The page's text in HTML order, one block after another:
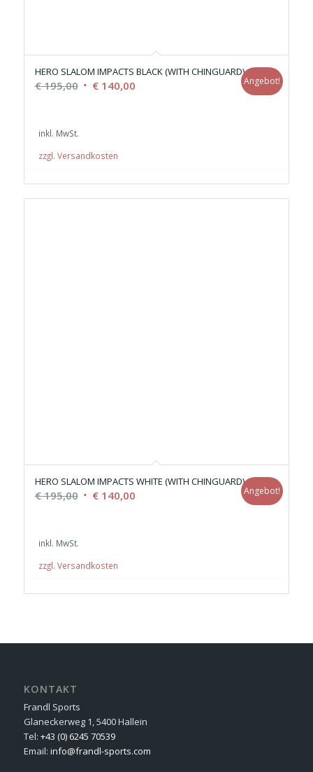
HERO SLALOM IMPACTS BLACK (WITH CHINGUARD)
€195,00 Ursprünglicher
€140,00Aktueller
Angebot!
inkl. MwSt.
zzgl. Versandkosten
HERO SLALOM IMPACTS WHITE (WITH CHINGUARD)
€195,00 Ursprünglicher
€140,00Aktueller
Angebot!
inkl. MwSt.
zzgl. Versandkosten
KONTAKT
Frandl Sports
Glaneckerweg 1, 5400 Hallein
Tel: +43 (0) 6245 70539
Email: info@frandl-sports.com